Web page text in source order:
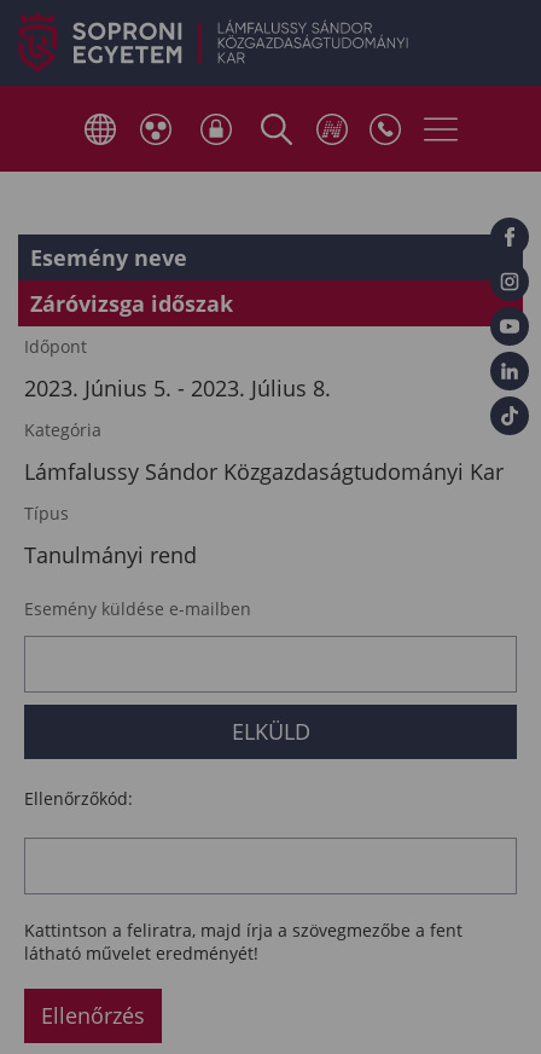
Esemény neve
Záróvizsga időszak
Időpont
2023. Június 5. - 2023. Július 8.
Kategória
Lámfalussy Sándor Közgazdaságtudományi Kar
Típus
Tanulmányi rend
Esemény küldése e-mailben
Ellenőrzőkód:
Kattintson a feliratra, majd írja a szövegmezőbe a fent
látható művelet eredményét!
Ellenőrzés